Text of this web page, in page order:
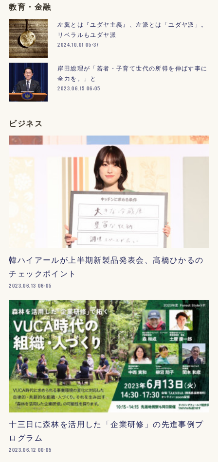
教育・金融
左翼とは『ユダヤ主義』、左派とは「ユダヤ派」。
リベラルもユダヤ派
2024.10.01 05:37
岸田総理が「若者・子育て世代の所得を伸ばす事に
全力を。」と
2023.06.15 06:05
ビジネス
韓ハイアールが上半期新製品発表会、髙橋ひかるの
チェックポイント
2023.06.13 06:05
十三日に森林を活用した「企業研修」の先進事例プ
ログラム
2023.06.12 00:05